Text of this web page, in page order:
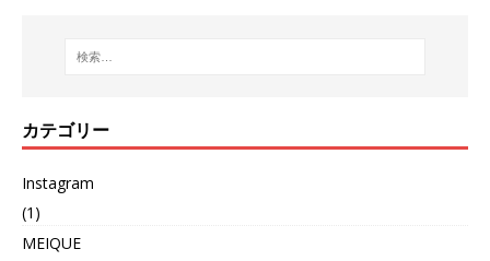
カテゴリー
Instagram
(1)
MEIQUE